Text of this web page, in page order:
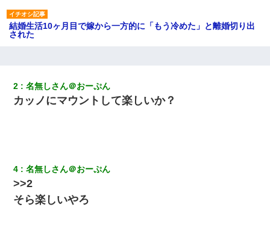
結婚生活10ヶ月目で嫁から一方的に「もう冷めた」と離婚切り出
された
窓とドアを開けないで』
旋のアパートに行け」→ 旦那が義兄に通報したら「志望校を変え
ろ！」とキレて・・・
ずっとニートだと思ってた同居の義弟が投資で旦那より稼いでる
2 名無しさん＠おーぷん
カッノにマウントして楽しいか？
4 名無しさん＠おーぷん
>>2
そら楽しいやろ